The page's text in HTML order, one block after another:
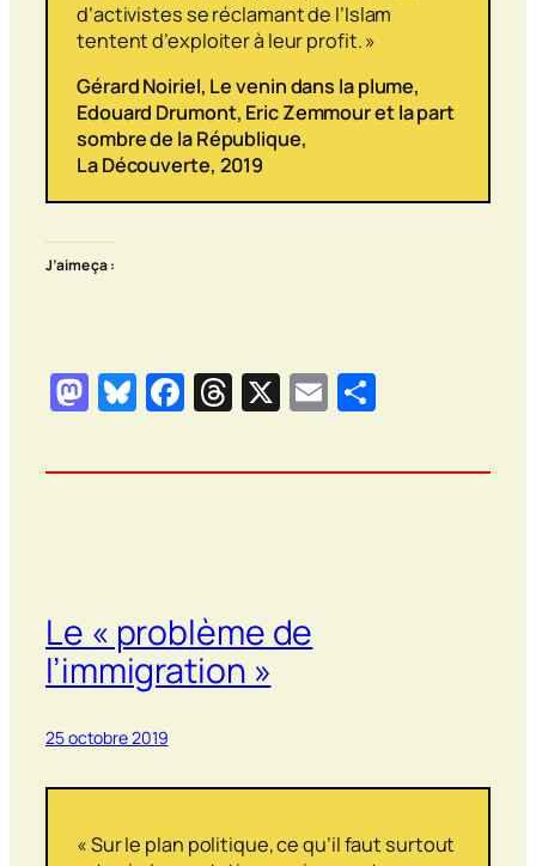
d’activistes se réclamant de l’Islam
tentent d’exploiter à leur profit. »
Gérard Noiriel, Le venin dans la plume,
Edouard Drumont, Eric Zemmour et la part
sombre de la République,
La Découverte, 2019
J’aime ça :
Mastodon
Bluesky
Facebook
Threads
X Email
Le « problème de
l’immigration »
25 octobre 2019
« Sur le plan politique, ce qu’il faut surtout